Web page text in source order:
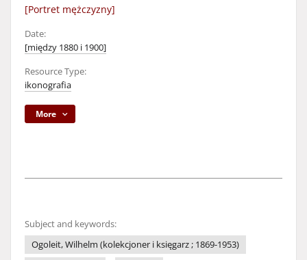
[Portret mężczyzny]
Date:
[między 1880 i 1900]
Resource Type:
ikonografia
More
Subject and keywords:
Ogoleit, Wilhelm (kolekcjoner i księgarz ; 1869-1953)